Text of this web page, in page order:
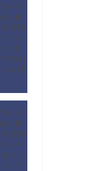
ロパテ
を積
保険
プロ
ア不
流れ
を開
ロパテ
を積
保険
マレー
スク
いて